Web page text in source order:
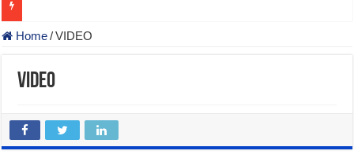
Home/VIDEO
VIDEO